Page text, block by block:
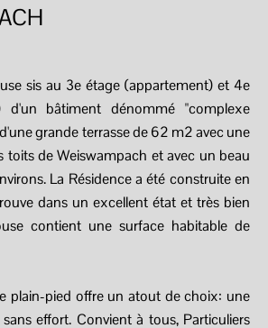
sis au 3e étage (appartement) et 4e
d'un bâtiment dénommé "complexe
grande terrasse de 62 m2 avec une
toits de Weiswampach et avec un beau
La Résidence a été construite en
dans un excellent état et très bien
contient une surface habitable de
plain-pied offre un atout de choix: une
effort. Convient à tous, Particuliers